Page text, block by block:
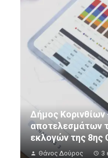
Δήμος
αποτελεσμάτων
εκλογών της 8ης
Θάνος Δούρος 3